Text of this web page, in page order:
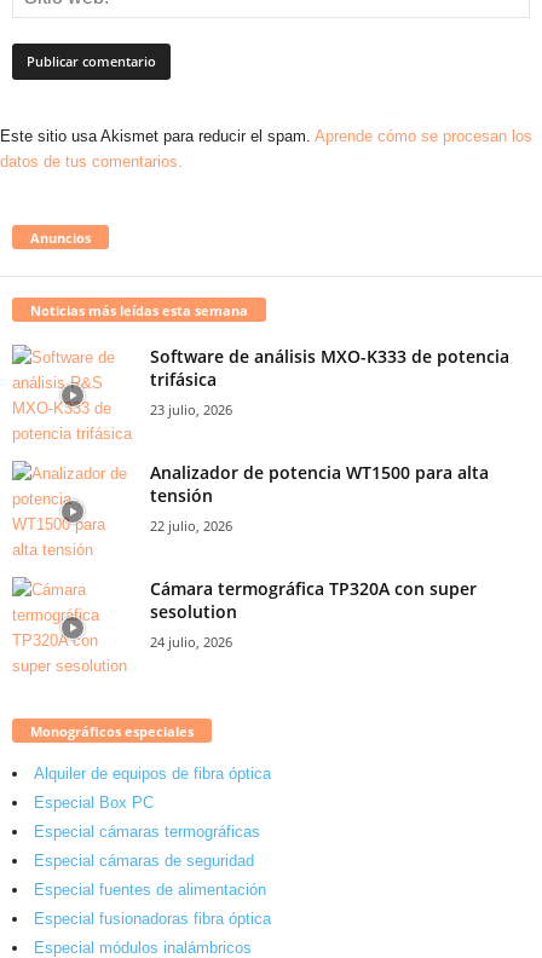
Este sitio usa Akismet para reducir el spam. Aprende cómo se procesan los
datos de tus comentarios.
Anuncios
Noticias más leídas esta semana
Software de análisis MXO-K333 de potencia
trifásica
23 julio, 2026
Analizador de potencia WT1500 para alta
tensión
22 julio, 2026
Cámara termográfica TP320A con super
sesolution
24 julio, 2026
Monográficos especiales
Alquiler de equipos de fibra óptica
Especial Box PC
Especial cámaras termográficas
Especial cámaras de seguridad
Especial fuentes de alimentación
Especial fusionadoras fibra óptica
Especial módulos inalámbricos